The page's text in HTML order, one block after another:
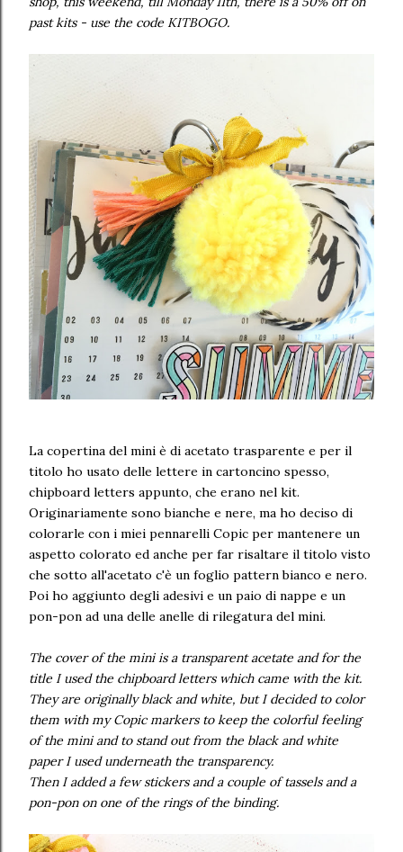
past kits - use the code KITBOGO.
La copertina del mini è di acetato trasparente e per il
titolo ho usato delle lettere in cartoncino spesso,
chipboard letters appunto, che erano nel kit.
Originariamente sono bianche e nere, ma ho deciso di
colorarle con i miei pennarelli Copic per mantenere un
aspetto colorato ed anche per far risaltare il titolo visto
che sotto all'acetato c'è un foglio pattern bianco e nero.
Poi ho aggiunto degli adesivi e un paio di nappe e un
pon-pon ad una delle anelle di rilegatura del mini.
The cover of the mini is a transparent acetate and for the
title I used the chipboard letters which came with the kit.
They are originally black and white, but I decided to color
them with my Copic markers to keep the colorful feeling
of the mini and to stand out from the black and white
paper I used underneath the transparency.
Then I added a few stickers and a couple of tassels and a
pon-pon on one of the rings of the binding.